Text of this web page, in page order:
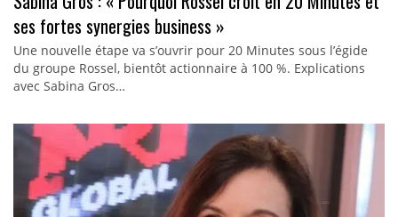
ses fortes synergies business »
Une nouvelle étape va s’ouvrir pour 20 Minutes sous l’égide
du groupe Rossel, bientôt actionnaire à 100 %. Explications
avec Sabina Gros…